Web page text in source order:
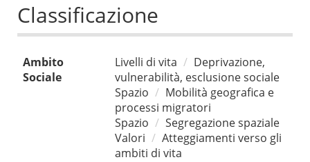
Classificazione
Ambito
Sociale
Livelli di vita
Deprivazione,
vulnerabilità, esclusione sociale
Spazio
Mobilità geografica e
processi migratori
Spazio
Segregazione spaziale
Valori
Atteggiamenti verso gli
ambiti di vita